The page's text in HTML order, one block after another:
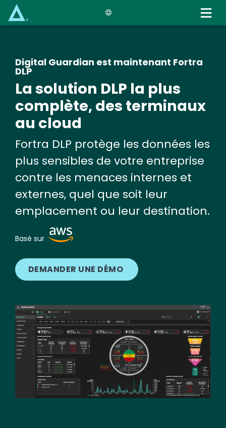
Digital Guardian est maintenant Fortra
DLP
La solution DLP la plus
complète, des terminaux
au cloud
Fortra DLP protège les données les
plus sensibles de votre entreprise
contre les menaces internes et
externes, quel que soit leur
emplacement ou leur destination.
Basé sur Image
DEMANDER UNE DÉMO
Image